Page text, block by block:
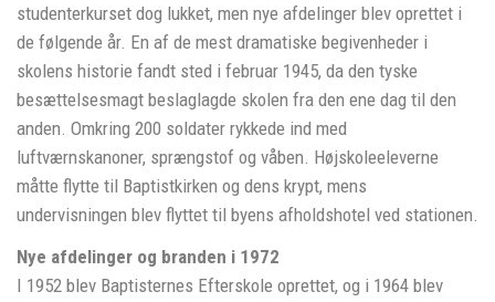
studenterkurset dog lukket, men nye afdelinger blev oprettet i
de følgende år. En af de mest dramatiske begivenheder i
skolens historie fandt sted i februar 1945, da den tyske
besættelsesmagt beslaglagde skolen fra den ene dag til den
anden. Omkring 200 soldater rykkede ind med
luftværnskanoner, sprængstof og våben. Højskoleeleverne
måtte flytte til Baptistkirken og dens krypt, mens
undervisningen blev flyttet til byens afholdshotel ved stationen.
Nye afdelinger og branden i 1972
I 1952 blev Baptisternes Efterskole oprettet, og i 1964 blev